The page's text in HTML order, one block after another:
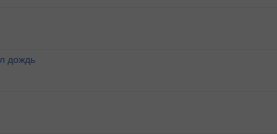
дождь